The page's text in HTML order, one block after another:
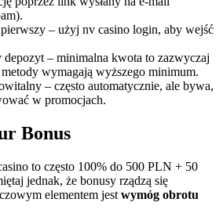
– użyj nv casino login, aby wejść
– minimalna kwota to zazwyczaj
wymagają wyższego minimum.
– często automatycznie, ale bywa,
w promocjach.
Bonus
to często 100% do 500 PLN + 50
jednak, że bonusy rządzą się
elementem jest wymóg obrotu